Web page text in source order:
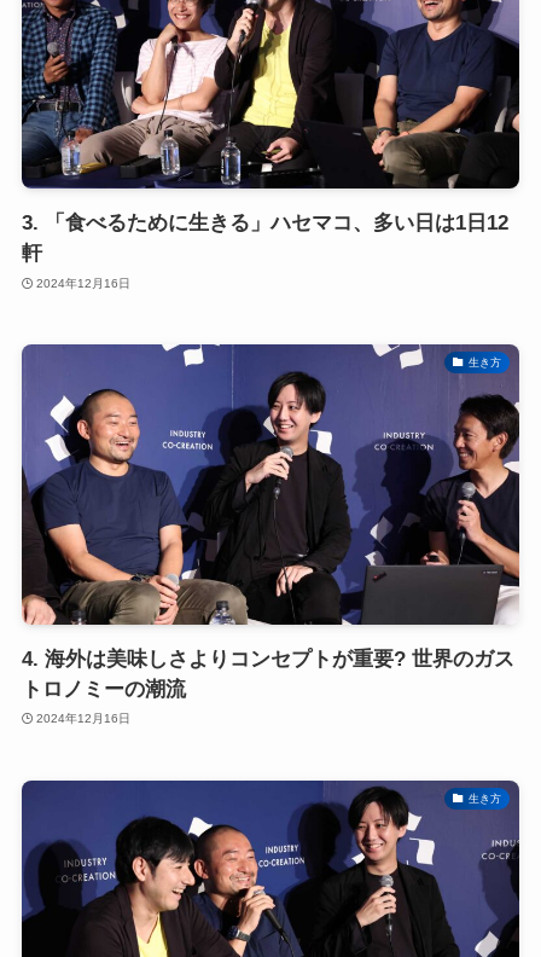
3. 「食べるために生きる」ハセマコ、多い日は1日12
軒
2024年12月16日
生き方
4. 海外は美味しさよりコンセプトが重要? 世界のガス
トロノミーの潮流
2024年12月16日
生き方